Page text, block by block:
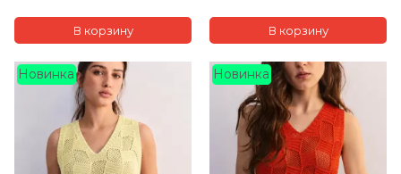
Новинка Новинка